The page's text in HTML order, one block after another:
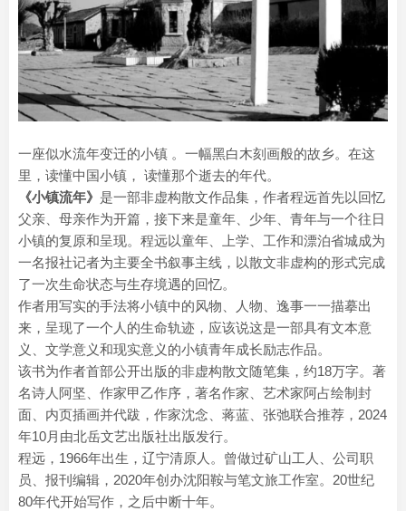
一座似水流年变迁的小镇 。一幅黑白木刻画般的故乡。在这
里，读懂中国小镇， 读懂那个逝去的年代。
《小镇流年》 是一部非虚构散文作品集，作者程远首先以回忆
父亲、母亲作为开篇，接下来是童年、少年、青年与一个往日
小镇的复原和呈现。程远以童年、上学、工作和漂泊省城成为
一名报社记者为主要全书叙事主线，以散文非虚构的形式完成
了一次生命状态与生存境遇的回忆。
作者用写实的手法将小镇中的风物、人物、逸事一一描摹出
来，呈现了一个人的生命轨迹，应该说这是一部具有文本意
义、文学意义和现实意义的小镇青年成长励志作品。
该书为作者首部公开出版的非虚构散文随笔集，约18万字。著
名诗人阿坚、作家甲乙作序，著名作家、艺术家阿占绘制封
面、内页插画并代跋，作家沈念、蒋蓝、张弛联合推荐，2024
年10月由北岳文艺出版社出版发行。
程远，1966年出生，辽宁清原人。曾做过矿山工人、公司职
员、报刊编辑，2020年创办沈阳鞍与笔文旅工作室。20世纪
80年代开始写作，之后中断十年。